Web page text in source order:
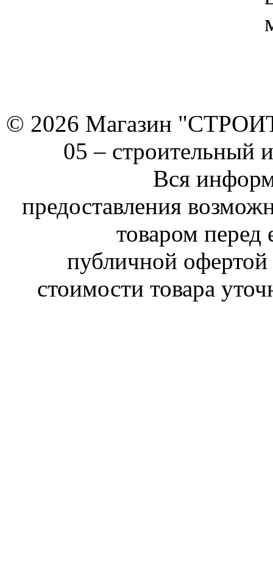
© 2026 Магазин
05 – строительный
Вся
предоставления
товаром перед
публичной
стоимости товара